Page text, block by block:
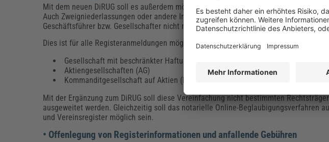
Mit dem neuen DiRUG soll es außerdem möglich sein, Urkunden, die für die
Auch Zweigniederlassungen oder andere Informationen können damit online an die
Geschäftsführer bzw. Gesellschafter nicht mehr zwingend persönlich beim Notar
Dies ist für alle Registeranmeldungen möglich, also z. B. für folgende Rechtsformen:
Gesellschaft mit beschränkter Haftung (GmbH)
Aktiengesellschaften (AG)
Kommanditgesellschaft auf Aktien (KGaA)
Mit der Ergänzung zum DiRUG soll diese Vereinfachung nicht bestimmten
ausgeweitet werden. Gleichzeitig soll das notarielle Online-Beglaubigungsverfahren
und Vereinsregister möglich sein.
• Offenlegung von Registerinformationen und anfallende Gebühren